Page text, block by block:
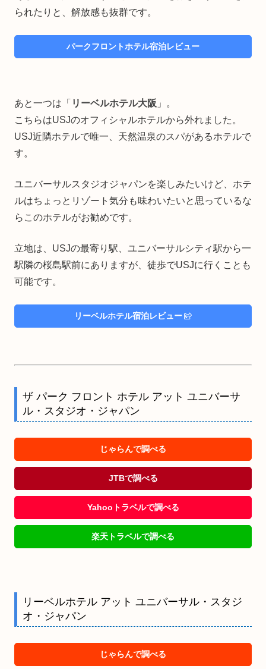
られたりと、解放感も抜群です。
パークフロントホテル宿泊レビュー
あと一つは「 リーベルホテル大阪 」。
こちらはUSJのオフィシャルホテルから外れました。
USJ近隣ホテルで唯一、天然温泉のスパがあるホテルで
す。
ユニバーサルスタジオジャパンを楽しみたいけど、ホテ
ルはちょっとリゾート気分も味わいたいと思っているな
らこのホテルがお勧めです。
立地は、USJの最寄り駅、ユニバーサルシティ駅から一
駅隣の桜島駅前にありますが、徒歩でUSJに行くことも
可能です。
リーベルホテル宿泊レビュー
ザ パーク フロント ホテル アット ユニバーサ
ル・スタジオ・ジャパン
じゃらんで調べる
JTBで調べる
Yahooトラベルで調べる
楽天トラベルで調べる
リーベルホテル アット ユニバーサル・スタジ
オ・ジャパン
じゃらんで調べる